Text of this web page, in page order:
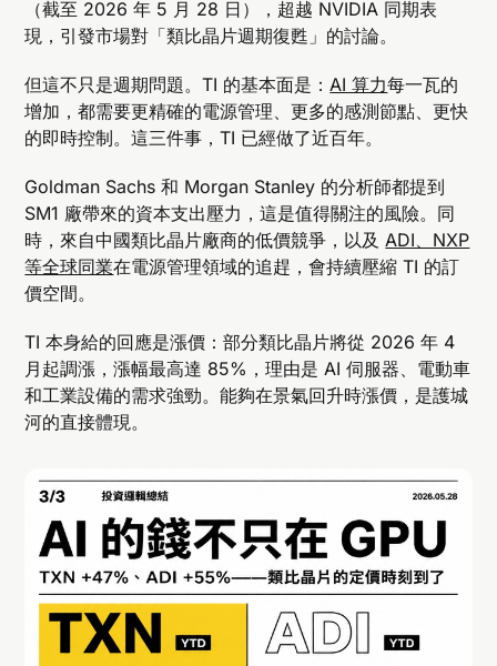
（截至 2026 年 5 月 28 日），超越 NVIDIA 同期表
現，引發市場對「類比晶片週期復甦」的討論。
但這不只是週期問題。TI 的基本面是： AI 算力每一瓦的
增加，都需要更精確的電源管理、更多的感測節點、更快
的即時控制。這三件事，TI 已經做了近百年。
Goldman Sachs 和 Morgan Stanley 的分析師都提到
SM1 廠帶來的資本支出壓力，這是值得關注的風險。同
時，來自中國類比晶片廠商的低價競爭，以及 ADI、NXP
等全球同業在電源管理領域的追趕，會持續壓縮 TI 的訂
價空間。
TI 本身給的回應是漲價：部分類比晶片將從 2026 年 4
月起調漲，漲幅最高達 85%，理由是 AI 伺服器、電動車
和工業設備的需求強勁。能夠在景氣回升時漲價，是護城
河的直接體現。